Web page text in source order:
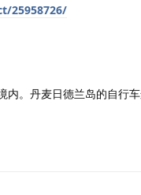
25958726/
。丹麦日德兰岛的自行